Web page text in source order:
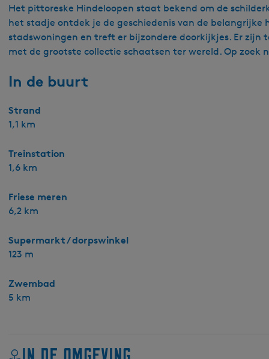
Het pittoreske Hindeloopen staat bekend om de
het stadje ontdek je de geschiedenis van de
stadswoningen en treft er bijzondere doorkijkjes. Er zijn
met de grootste collectie schaatsen ter wereld. Op zoek
In de buurt
Strand
1,1 km
Treinstation
1,6 km
Friese meren
6,2 km
Supermarkt / dorpswinkel
123 m
Zwembad
5 km